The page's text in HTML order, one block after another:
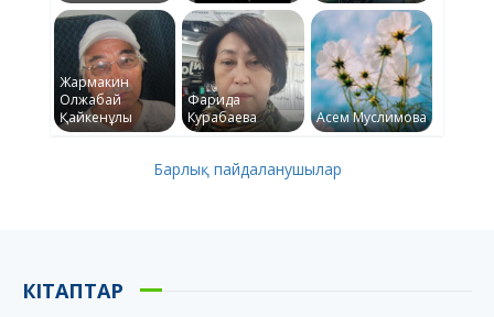
Жармакин
Олжабай
Қайкенұлы
Фарида
Курабаева
Асем Муслимова
Барлық пайдаланушылар
КІТАПТАР